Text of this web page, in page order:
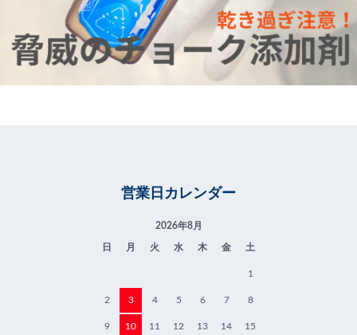
営業日カレンダー
2026年8月
日 月 火 水 木 金 土
1
2 3 4 5 6 7 8
9 10 11 12 13 14 15